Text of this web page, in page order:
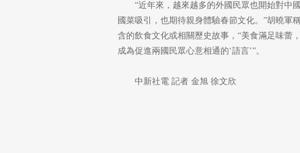
“近年來，越來越多的外國民眾也開始對中
國菜吸引，也期待親身體驗春節文化。”胡曉軍
含的飲食文化或相關歷史故事，“美食滿足味蕾
成為促進兩國民眾心意相通的‘語言’”。
中新社電 記者 金旭 徐文欣